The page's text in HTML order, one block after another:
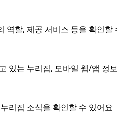
역할, 제공 서비스 등을 확인할
있는 누리집, 모바일 웹/앱 정
리집 소식을 확인할 수 있어요